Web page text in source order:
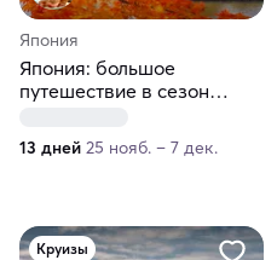
Япония
Япония: большое
путешествие в сезон
13 дней 25 нояб. – 7 дек.
Круизы